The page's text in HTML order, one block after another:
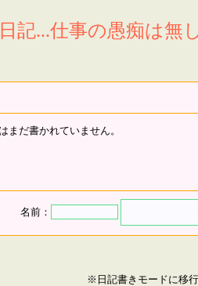
記...仕事の愚痴は無
まだ書かれていません。
名前：
※日記書きモードに移